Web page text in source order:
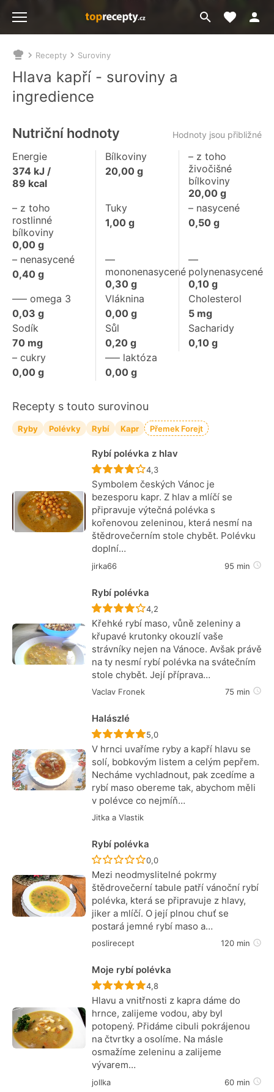
Přejít
na
Moje
Nacházíte
se
zde:
Recepty Suroviny
Hlava kapří - suroviny a
ingredience
Nutriční hodnoty Hodnoty jsou přibližné
Energie
374 kJ /
89 kcal
Bílkoviny
20,00g
– z toho
živočišné
bílkoviny
20,00g
– z toho
rostlinné
bílkoviny
0,00 g
Tuky
1,00g
– nasycené
0,50g
– nenasycené
0,40 g
––
mononenasycené
0,30g
––
polynenasycené
0,10g
––– omega 3
0,03 g
Vláknina
0,00g
Cholesterol
5mg
Sodík
70 mg
Sůl
0,20g
Sacharidy
0,10g
– cukry
0,00 g
––– laktóza
0,00g
Recepty s touto surovinou
Ryby Polévky Rybí Kapr Přemek Forejt
Rybí polévka z hlav
Recept ještě nebyl hodnocen
4,3
Symbolem českých Vánoc je
bezesporu kapr. Z hlav a mlíčí se
připravuje výtečná polévka s
kořenovou zeleninou, která nesmí na
štědrovečerním stole chybět. Polévku
doplní…
jirka66 95 min
Rybí polévka
Recept ještě nebyl hodnocen
4,2
Křehké rybí maso, vůně zeleniny a
křupavé krutonky okouzlí vaše
strávníky nejen na Vánoce. Avšak právě
na ty nesmí rybí polévka na svátečním
stole chybět. Její příprava…
Vaclav Fronek 75 min
Halászlé
Recept ještě nebyl hodnocen
5,0
V hrnci uvaříme ryby a kapří hlavu se
solí, bobkovým listem a celým pepřem.
Necháme vychladnout, pak zcedíme a
rybí maso obereme tak, abychom měli
v polévce co nejmíň…
Jitka a Vlastik
Rybí polévka
Recept ještě nebyl hodnocen
0,0
Mezi neodmyslitelné pokrmy
štědrovečerní tabule patří vánoční rybí
polévka, která se připravuje z hlavy,
jiker a mlíčí. O její plnou chuť se
postará jemné rybí maso a…
poslirecept 120 min
Moje rybí polévka
Recept ještě nebyl hodnocen
4,8
Hlavu a vnitřnosti z kapra dáme do
hrnce, zalijeme vodou, aby byl
potopený. Přidáme cibuli pokrájenou
na čtvrtky a osolíme. Na másle
osmažíme zeleninu a zalijeme
vývarem…
jollka 60 min